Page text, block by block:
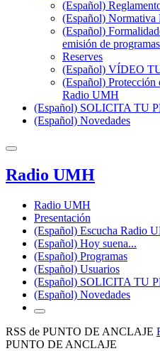
(Español)
(Español)
(Español)
emisión de
Reserves
(Español) VÍDEO
(Español) Protección
Radio UMH
(Español) SOLICITA TU
(Español) Novedades
Radio UMH
Radio UMH
Presentación
(Español) Escucha Radio
(Español) Hoy suena...
(Español) Programas
(Español) Usuarios
(Español) SOLICITA TU
(Español) Novedades
RSS de PUNTO DE ANCLAJE
PUNTO DE ANCLAJE